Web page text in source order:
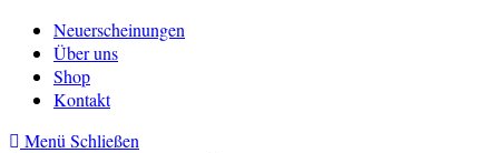
Zum
Inhalt
springen
Neuerscheinungen
Über uns
Shop
Kontakt
Menü Schließen